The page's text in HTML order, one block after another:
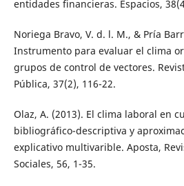
entidades financieras. Espacios,
Noriega Bravo, V. d. l. M., & Pría
Instrumento para evaluar el clima
grupos de control de vectores.
Pública, 37(2), 116-22.
Olaz, A. (2013). El clima laboral en
bibliográfico-descriptiva y
explicativo multivarible. Aposta,
Sociales, 56, 1-35.